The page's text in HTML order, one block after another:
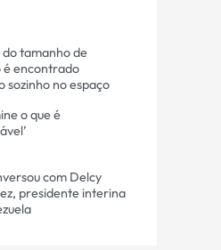
tamanho de
é encontrado
sozinho no espaço
o que é
com Delcy
presidente interina